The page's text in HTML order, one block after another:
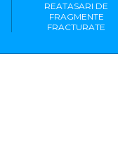
REATASARI DE
FRAGMENTE
FRACTURATE